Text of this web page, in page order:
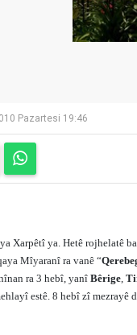
Pazartesi 19:46
Xarpêtî ya. Hetê rojhelatê
Mîyaranî ra vanê “
ra 3 hebî, yanîBêrige,
estê. 8 hebî zî mezrayê